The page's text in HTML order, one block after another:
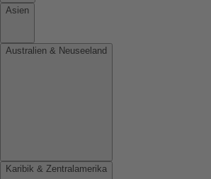
Asien
Australien & Neuseeland
Karibik & Zentralamerika